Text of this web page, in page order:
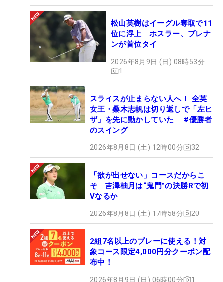
松山英樹はイーグル奪取で11
位に浮上 ホスラー、ブレナ
ンが首位タイ
2026年8月9日 (日) 08時53分
1
スライスが止まらない人へ！ 全英
女王・桑木志帆は切り返しで「左ヒ
ザ」を先に動かしていた #優勝者
のスイング
2026年8月8日 (土) 12時00分 32
「欲が出せない」コースだからこ
そ 吉澤柚月は“鬼門”の決勝Rで初
Vなるか
2026年8月8日 (土) 17時58分 20
2組7名以上のプレーに使える！対
象コース限定4,000円分クーポン配
布中！
2026年8月9日 (日) 06時00分 1